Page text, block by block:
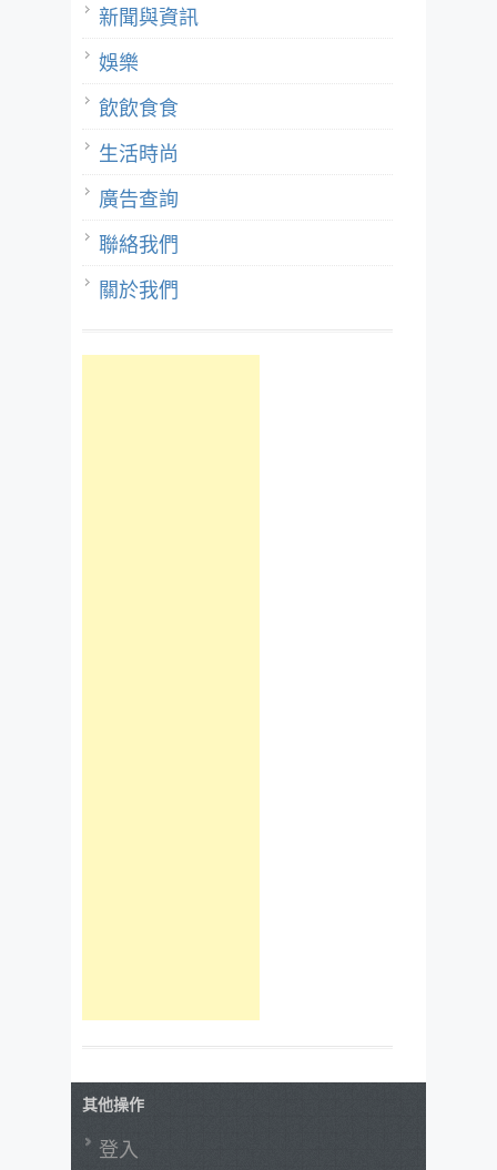
新聞與資訊
娛樂
飲飲食食
生活時尚
廣告查詢
聯絡我們
關於我們
其他操作
登入